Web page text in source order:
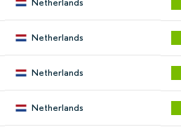
Netherlands
Netherlands
Netherlands